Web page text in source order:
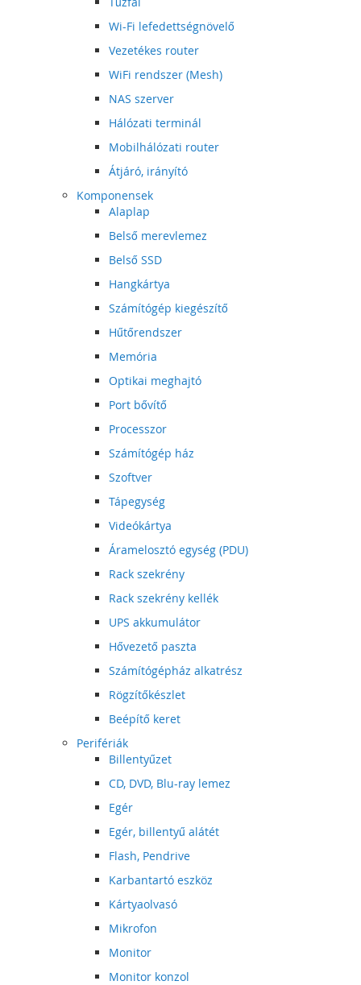
Wi-Fi lefedettségnövelő
Vezetékes router
WiFi rendszer (Mesh)
NAS szerver
Hálózati terminál
Mobilhálózati router
Átjáró, irányító
Komponensek
Alaplap
Belső merevlemez
Belső SSD
Hangkártya
Számítógép kiegészítő
Hűtőrendszer
Memória
Optikai meghajtó
Port bővítő
Processzor
Számítógép ház
Szoftver
Tápegység
Videókártya
Áramelosztó egység (PDU)
Rack szekrény
Rack szekrény kellék
UPS akkumulátor
Hővezető paszta
Számítógépház alkatrész
Rögzítőkészlet
Beépítő keret
Perifériák
Billentyűzet
CD, DVD, Blu-ray lemez
Egér
Egér, billentyű alátét
Flash, Pendrive
Karbantartó eszköz
Kártyaolvasó
Mikrofon
Monitor
Monitor konzol